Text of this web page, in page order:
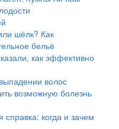
шёлк? Как
бельё
как эффективно
волос
возможную болезнь
справка: когда и зачем